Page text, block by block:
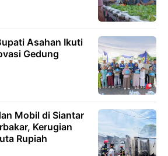
Asahan Ikuti
Gedung
Mobil di Siantar
Kerugian
Rupiah